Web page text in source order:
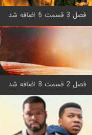
فصل 3 قسمت 6 اضافه شد
فصل 2 قسمت 8 اضافه شد